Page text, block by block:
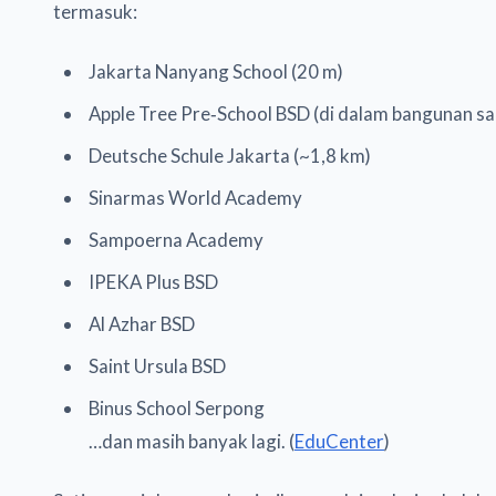
termasuk:
Jakarta Nanyang School (20 m)
Apple Tree Pre‑School BSD (di dalam bangunan
Deutsche Schule Jakarta (~1,8 km)
Sinarmas World Academy
Sampoerna Academy
IPEKA Plus BSD
Al Azhar BSD
Saint Ursula BSD
Binus School Serpong
…dan masih banyak lagi. (EduCenter)